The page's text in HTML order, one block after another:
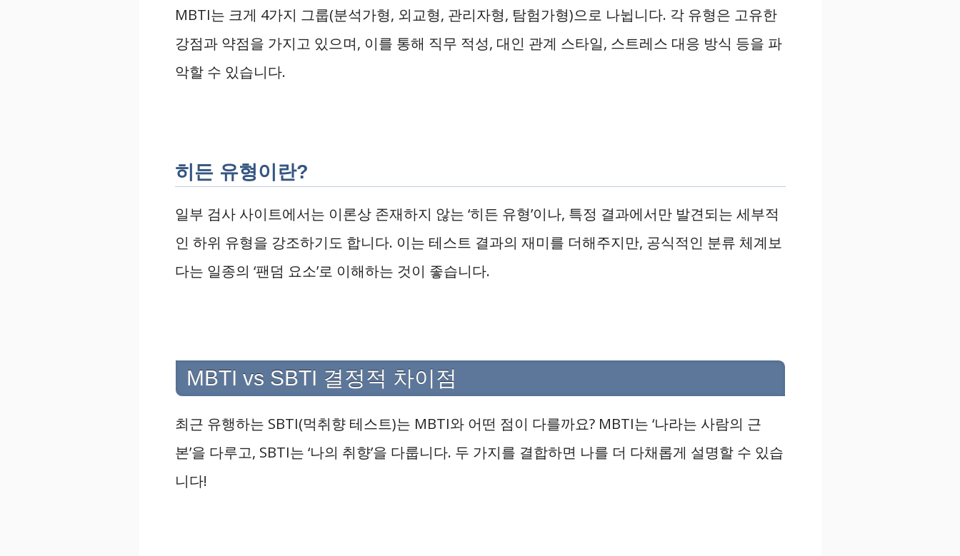
MBTI는 크게 4가지 그룹(분석가형, 외교형, 관리자형, 탐험가형)으로 나뉩니다. 각 유형은 고유한
강점과 약점을 가지고 있으며, 이를 통해 직무 적성, 대인 관계 스타일, 스트레스 대응 방식 등을 파
악할 수 있습니다.
히든 유형이란?
일부 검사 사이트에서는 이론상 존재하지 않는 ‘히든 유형’이나, 특정 결과에서만 발견되는 세부적
인 하위 유형을 강조하기도 합니다. 이는 테스트 결과의 재미를 더해주지만, 공식적인 분류 체계보
다는 일종의 ‘팬덤 요소’로 이해하는 것이 좋습니다.
MBTI vs SBTI 결정적 차이점
최근 유행하는 SBTI(먹취향 테스트)는 MBTI와 어떤 점이 다를까요? MBTI는 ‘나라는 사람의 근
본’을 다루고, SBTI는 ‘나의 취향’을 다룹니다. 두 가지를 결합하면 나를 더 다채롭게 설명할 수 있습
니다!